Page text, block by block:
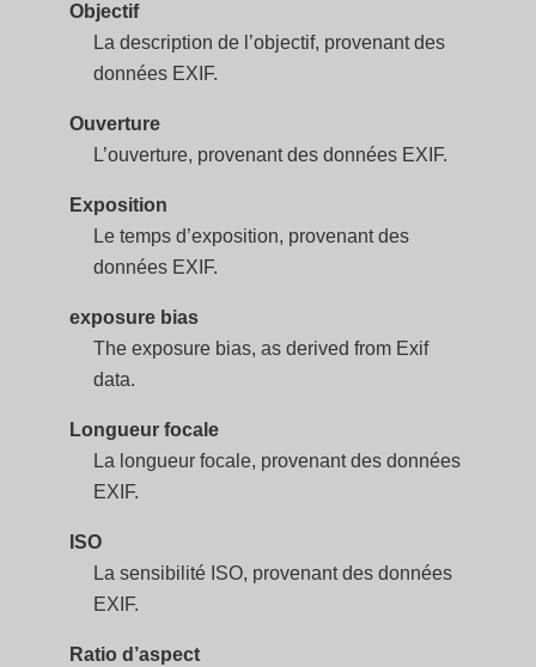
Objectif
La description de l’objectif, provenant des
données EXIF.
Ouverture
L’ouverture, provenant des données EXIF.
Exposition
Le temps d’exposition, provenant des
données EXIF.
exposure bias
The exposure bias, as derived from Exif
data.
Longueur focale
La longueur focale, provenant des données
EXIF.
ISO
La sensibilité ISO, provenant des données
EXIF.
Ratio d’aspect